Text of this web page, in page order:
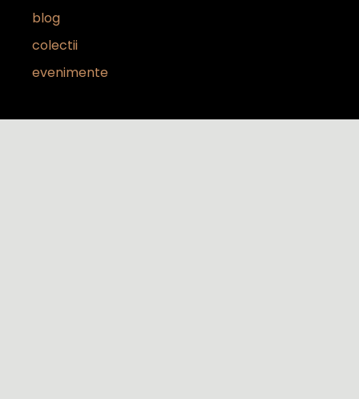
blog
colectii
evenimente